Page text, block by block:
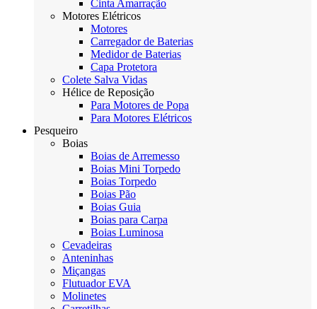
Cinta Amarração
Motores Elétricos
Motores
Carregador de Baterias
Medidor de Baterias
Capa Protetora
Colete Salva Vidas
Hélice de Reposição
Para Motores de Popa
Para Motores Elétricos
Pesqueiro
Boias
Boias de Arremesso
Boias Mini Torpedo
Boias Torpedo
Boias Pão
Boias Guia
Boias para Carpa
Boias Luminosa
Cevadeiras
Anteninhas
Miçangas
Flutuador EVA
Molinetes